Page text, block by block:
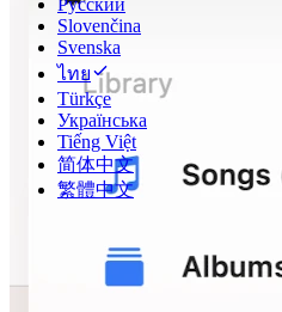
Русский
Slovenčina
Svenska
ไทย
Türkçe
Українська
Tiếng Việt
简体中文
繁體中文